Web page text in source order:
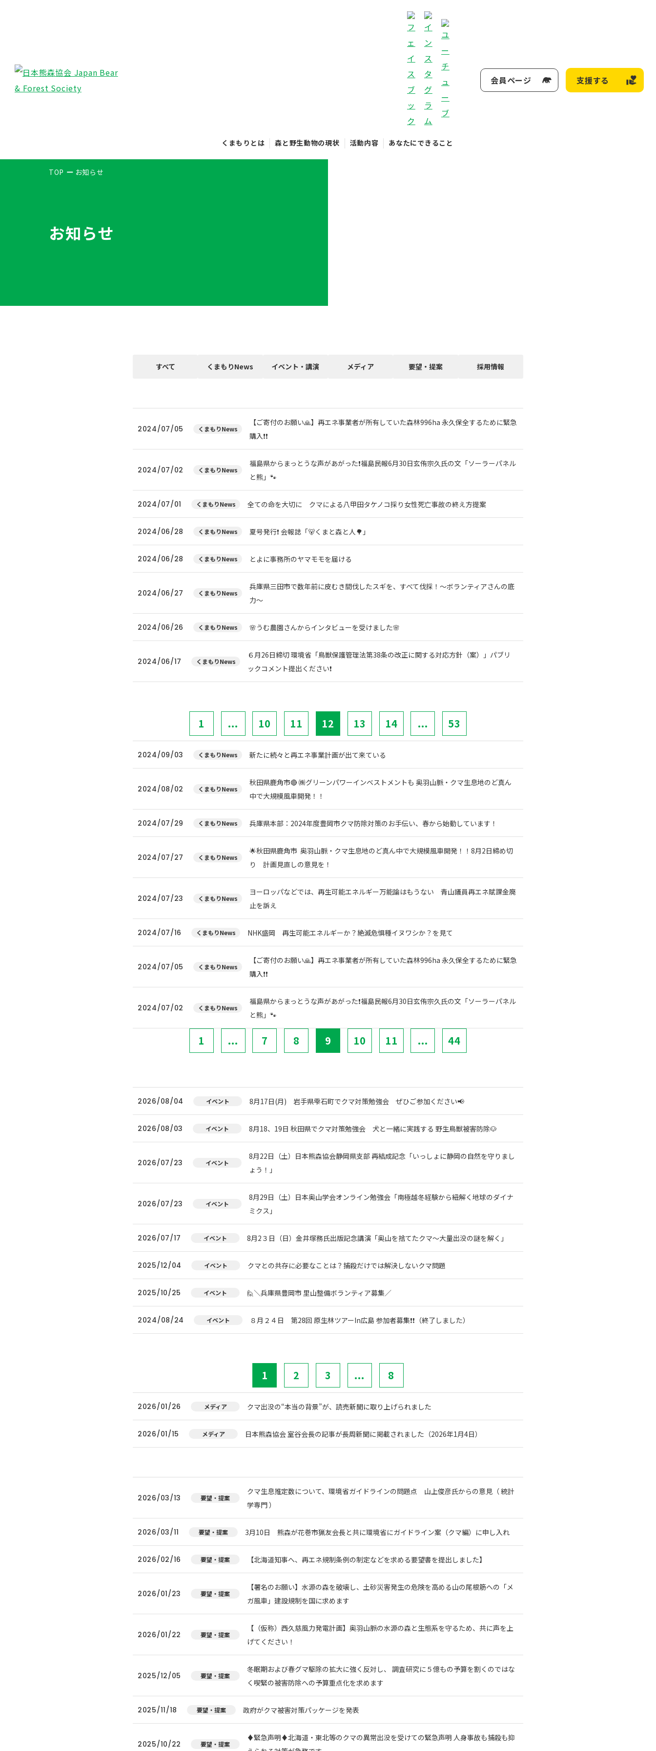
くまもりとは 森と野生動物の現状 活動内容 あなたにできること
会員ページ 支援する
TOP お知らせ
お知らせ
すべて くまもりNews イベント・講演 メディア 要望・提案 採用情報
2024/07/05 くまもりNews
【ご寄付のお願い🙏】再エネ事業者が所有していた森林996ha 永久保全するために緊急
購入❗❗
2024/07/02 くまもりNews
福島県からまっとうな声があがった❗福島民報6月30日玄侑宗久氏の文「ソーラーパネル
と熊」🐾
2024/07/01 くまもりNews 全ての命を大切に クマによる八甲田タケノコ採り女性死亡事故の終え方提案
2024/06/28 くまもりNews 夏号発行❗️ 会報誌「🐻くまと森と人🌳」
2024/06/28 くまもりNews とよに事務所のヤマモモを届ける
2024/06/27 くまもりNews
兵庫県三田市で数年前に皮むき間伐したスギを、すべて伐採！～ボランティアさんの底
力～
2024/06/26 くまもりNews 🌸うむ農園さんからインタビューを受けました🌸
2024/06/17 くまもりNews
６月26日締切 環境省「鳥獣保護管理法第38条の改正に関する対応方針（案）」パブリ
ックコメント提出ください❗
1 ... 10 11 12 13 14 ... 53
2024/09/03 くまもりNews 新たに続々と再エネ事業計画が出て来ている
2024/08/02 くまもりNews
秋田県鹿角市🔴 ㈱グリーンパワーインベストメントも 奥羽山脈・クマ生息地のど真ん
中で大規模風車開発！！
2024/07/29 くまもりNews 兵庫県本部：2024年度豊岡市クマ防除対策のお手伝い、春から始動しています！
2024/07/27 くまもりNews
🌟秋田県鹿角市 奥羽山脈・クマ生息地のど真ん中で大規模風車開発！！8月2日締め切
り 計画見直しの意見を！
2024/07/23 くまもりNews
ヨーロッパなどでは、再生可能エネルギー万能論はもうない 青山議員再エネ賦課金廃
止を訴え
2024/07/16 くまもりNews NHK盛岡 再生可能エネルギーか？絶滅危惧種イヌワシか？を見て
2024/07/05 くまもりNews
【ご寄付のお願い🙏】再エネ事業者が所有していた森林996ha 永久保全するために緊急
購入❗❗
2024/07/02 くまもりNews
福島県からまっとうな声があがった❗福島民報6月30日玄侑宗久氏の文「ソーラーパネル
と熊」🐾
1 ... 7 8 9 10 11 ... 44
2026/08/04 イベント 8月17日(月) 岩手県雫石町でクマ対策勉強会 ぜひご参加ください📢
2026/08/03 イベント 8月18、19日 秋田県でクマ対策勉強会 犬と一緒に実践する 野生鳥獣被害防除🐶
2026/07/23 イベント
8月22日（土）日本熊森協会静岡県支部 再結成記念「いっしょに静岡の自然を守りまし
ょう！」
2026/07/23 イベント
8月29日（土）日本奥山学会オンライン勉強会「南極越冬経験から紐解く地球のダイナ
ミクス」
2026/07/17 イベント 8月2３日（日）金井塚務氏出版記念講演「奥山を捨てたクマ～大量出没の謎を解く」
2025/12/04 イベント クマとの共存に必要なことは？捕殺だけでは解決しないクマ問題
2025/10/25 イベント 🙋＼兵庫県豊岡市 里山整備ボランティア募集／
2024/08/24 イベント ８月２４日 第28回 原生林ツアーIn広島 参加者募集❗❗（終了しました）
1 2 3 ... 8
2026/01/26 メディア クマ出没の“本当の背景”が、読売新聞に取り上げられました
2026/01/15 メディア 日本熊森協会 室谷会長の記事が長周新聞に掲載されました（2026年1月4日）
2026/03/13 要望・提案
クマ生息推定数について、環境省ガイドラインの問題点 山上俊彦氏からの意見（ 統計
学専門 ）
2026/03/11 要望・提案 3月10日 熊森が花巻市猟友会長と共に環境省にガイドライン案（クマ編）に申し入れ
2026/02/16 要望・提案 【北海道知事へ、再エネ規制条例の制定などを求める要望書を提出しました】
2026/01/23 要望・提案
【署名のお願い】水源の森を破壊し、土砂災害発生の危険を高める山の尾根筋への「メ
ガ風車」建設規制を国に求めます
2026/01/22 要望・提案
【（仮称）西久慈風力発電計画】奥羽山脈の水源の森と生態系を守るため、共に声を上
げてください！
2025/12/05 要望・提案
冬眠期および春グマ駆除の拡大に強く反対し、 調査研究に５億もの予算を割くのではな
く喫緊の被害防除への予算重点化を求めます
2025/11/18 要望・提案 政府がクマ被害対策パッケージを発表
2025/10/22 要望・提案
♦️緊急声明♦️北海道・東北等のクマの異常出没を受けての緊急声明 人身事故も捕殺も抑